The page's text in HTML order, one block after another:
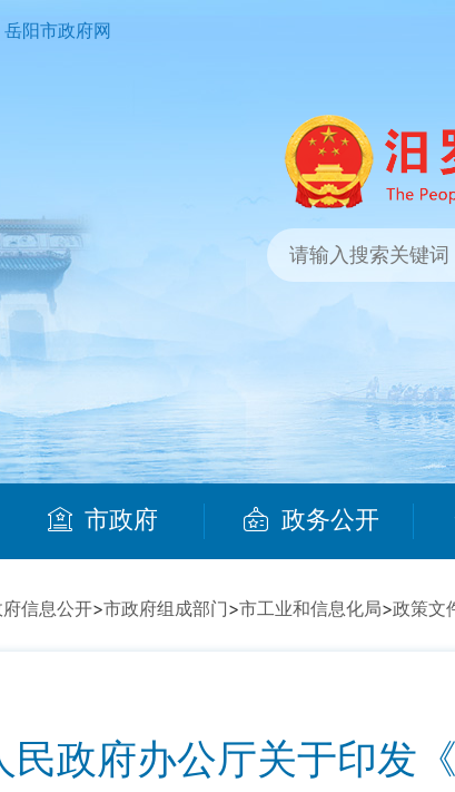
岳阳市政府网
市政府 政务公开
信息公开>市政府组成部门>市工业和信息化局>政策文
民政府办公厅关于印发